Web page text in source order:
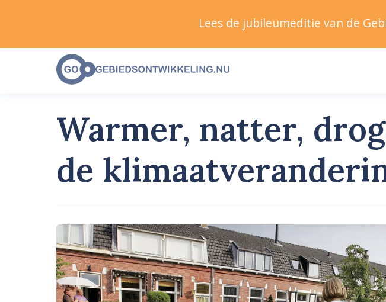
Warmer, natter,
de
Lees de jubileumeditie van de